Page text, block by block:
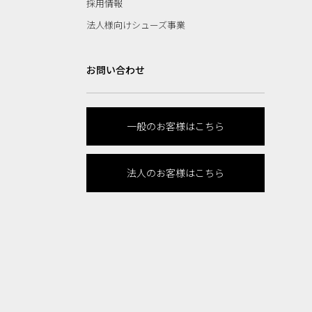
採用情報
法人様向けシューズ事業
お問い合わせ
一般のお客様はこちら
法人のお客様はこちら